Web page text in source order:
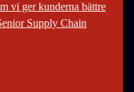
vi ger kunderna bättre
Supply Chain